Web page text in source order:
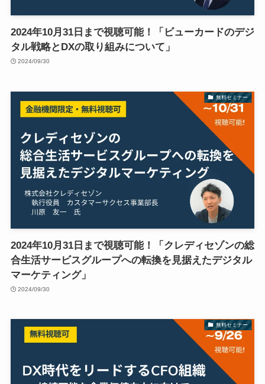
2024年10月31日まで視聴可能！「ビューカードのデジ
タル戦略とDXの取り組みについて」
2024/09/30
無料セミナー
2024年10月31日まで視聴可能！「クレディセゾンの総
合生活サービスグループへの転換を見据えたデジタル
マーケティング」
2024/09/30
無料セミナー